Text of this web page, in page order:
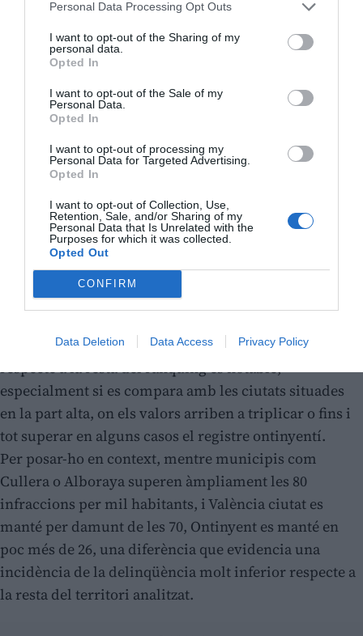
Personal Data Processing Opt Outs
I want to opt-out of the Sharing of my
personal data.
Opted In
I want to opt-out of the Sale of my
Personal Data.
Opted In
I want to opt-out of processing my
Personal Data for Targeted Advertising.
Opted In
I want to opt-out of Collection, Use,
Retention, Sale, and/or Sharing of my
Personal Data that Is Unrelated with the
Purposes for which it was collected.
Opted Out
CONFIRM
Data Deletion Data Access Privacy Policy
També apareixen municipis comBétera
(40,15),
Paiporta(36,69) oAlaquàs
(34,84), que se situen ja en la
diferències significatives entre ells segons la seua
realitat urbana i demogràfica. Este conjunt de dades
reflectix com la criminalitat no es distribuïx de
manera uniforme, sinó que varia notablement segons
El cas d’Ontinyent
És en este punt on
destacada de tot el balanç.La ciutat registra26,86
infraccions penals per cada mil habitants
Valenciana de més de 20.000 habitants. La distància
respecte a la resta del rànquing és notable,
especialment si es compara amb les ciutats situades
en la part alta, on els valors arriben a triplicar o fins i
tot superar en alguns casos el registre ontinyentí.
Per posar-ho en context, mentre municipis com
Cullera o Alboraya superen àmpliament les 80
infraccions per mil habitants, i València ciutat es
manté per damunt de les 70, Ontinyent es manté en
poc més de 26, una diferència que evidencia una
incidència de la delinqüència molt inferior respecte a
la resta del territori analitzat.